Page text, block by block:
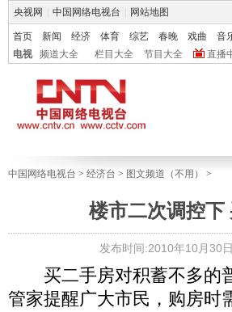
央视网 中国网络电视台 网站地图
首页 新闻 经济 体育 综艺 春晚 戏曲 音
电视
频道大全 栏目大全 节目大全 直播
中国网络电视台 > 经济台 > 图文频道（不用） >
楼市二次调控下
发布时间:2010年10月30
买二手房对积蓄不多的
管家提醒广大市民，购房时